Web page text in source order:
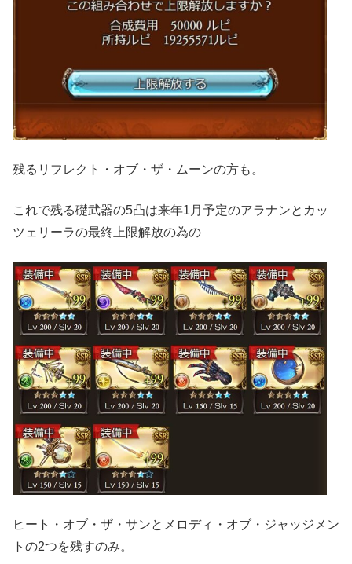
残るリフレクト・オブ・ザ・ムーンの方も。
これで残る礎武器の5凸は来年1月予定のアラナンとカッ
ツェリーラの最終上限解放の為の
ヒート・オブ・ザ・サンとメロディ・オブ・ジャッジメン
トの2つを残すのみ。